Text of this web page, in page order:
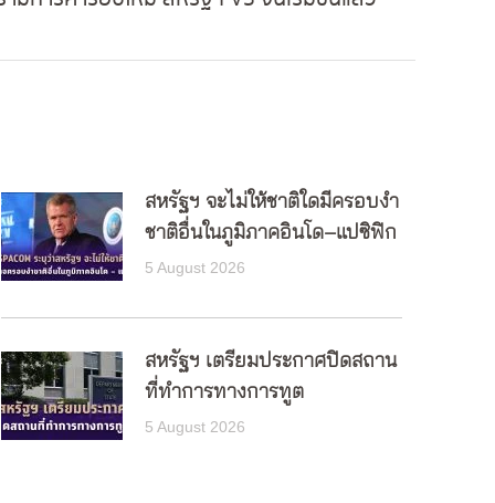
สหรัฐฯ จะไม่ให้ชาติใดมีครอบงำ
ชาติอื่นในภูมิภาคอินโด–แปซิฟิก
5 August 2026
สหรัฐฯ เตรียมประกาศปิดสถาน
ที่ทำการทางการทูต
5 August 2026